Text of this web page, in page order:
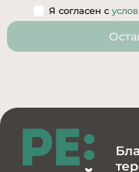
Я согласен с